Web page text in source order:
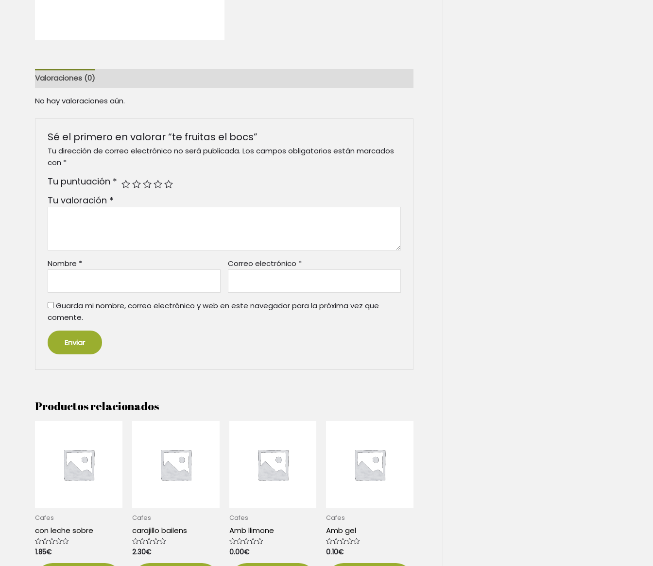
Valoraciones (0)
No hay valoraciones aún.
Sé el primero en valorar “te fruitas el bocs”
Tu dirección de correo electrónico no será publicada. Los campos obligatorios están marcados
con *
Tu puntuación *
Tu valoración *
Nombre * Correo electrónico *
Guarda mi nombre, correo electrónico y web en este navegador para la próxima vez que
comente.
Productos relacionados
Cafes
con leche sobre
Valorado
con
1.85€
Cafes
carajillo bailens
Valorado
con
2.30€
Cafes
Amb llimone
Valorado
con
0.00€
Cafes
Amb gel
Valorado
con
0.10€